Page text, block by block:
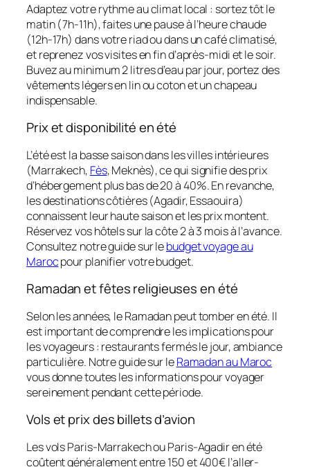
Adaptez votre rythme au climat local : sortez tôt le
matin (7h-11h), faites une pause à l’heure chaude
(12h-17h) dans votre riad ou dans un café climatisé,
et reprenez vos visites en fin d’après-midi et le soir.
Buvez au minimum 2 litres d’eau par jour, portez des
vêtements légers en lin ou coton et un chapeau
indispensable.
Prix et disponibilité en été
L’été est la basse saison dans les villes intérieures
(Marrakech, Fès, Meknès), ce qui signifie des prix
d’hébergement plus bas de 20 à 40%. En revanche,
les destinations côtières (Agadir, Essaouira)
connaissent leur haute saison et les prix montent.
Réservez vos hôtels sur la côte 2 à 3 mois à l’avance.
Consultez notre guide sur lebudget voyage au
Marocpour planifier votre budget.
Ramadan et fêtes religieuses en été
Selon les années, le Ramadan peut tomber en été. Il
est important de comprendre les implications pour
les voyageurs : restaurants fermés le jour, ambiance
particulière. Notre guide sur leRamadan au Maroc
vous donne toutes les informations pour voyager
sereinement pendant cette période.
Vols et prix des billets d’avion
Les vols Paris-Marrakech ou Paris-Agadir en été
coûtent généralement entre 150 et 400€ l’aller-